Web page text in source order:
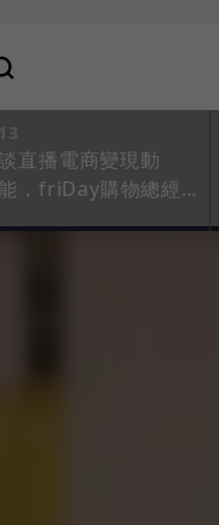
直播電商變現動
，friDay購物總經